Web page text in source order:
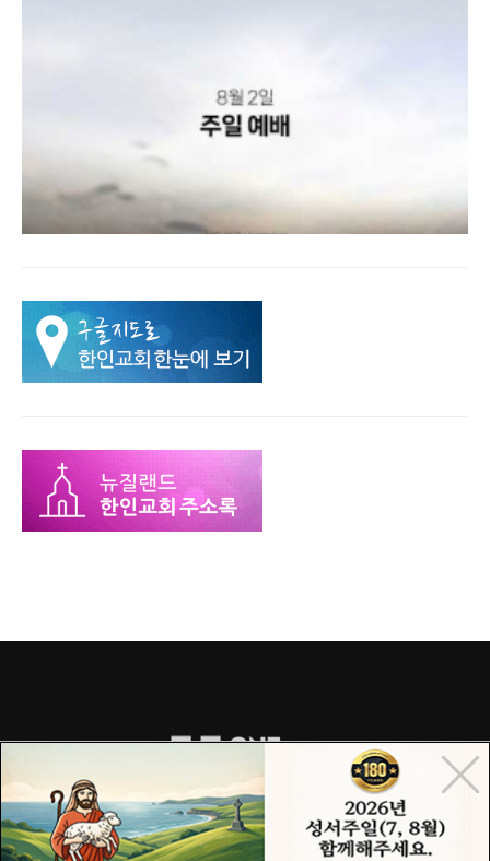
COPYRIGHT© 2015 ONECHURCH ALL RIGHTS RESERVED.